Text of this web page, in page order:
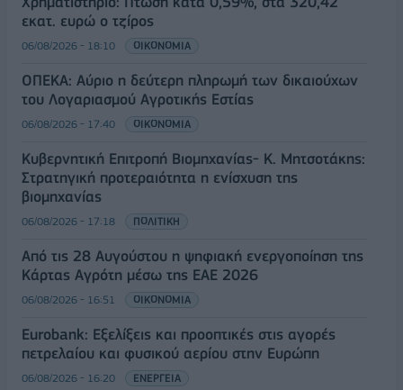
εκατ. ευρώ ο τζίρος
06/08/2026 - 18:10 ΟΙΚΟΝΟΜΙΑ
ΟΠΕΚΑ: Αύριο η δεύτερη πληρωμή των δικαιούχων
του Λογαριασμού Αγροτικής Εστίας
06/08/2026 - 17:40 ΟΙΚΟΝΟΜΙΑ
Κυβερνητική Επιτροπή Βιομηχανίας- Κ. Μητσοτάκης:
Στρατηγική προτεραιότητα η ενίσχυση της
βιομηχανίας
06/08/2026 - 17:18 ΠΟΛΙΤΙΚΗ
Από τις 28 Αυγούστου η ψηφιακή ενεργοποίηση της
Κάρτας Αγρότη μέσω της ΕΑΕ 2026
06/08/2026 - 16:51 ΟΙΚΟΝΟΜΙΑ
Eurobank: Εξελίξεις και προοπτικές στις αγορές
πετρελαίου και φυσικού αερίου στην Ευρώπη
06/08/2026 - 16:20 ΕΝΕΡΓΕΙΑ